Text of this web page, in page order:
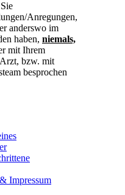
Anregungen,
anderswo im
haben, niemals,
mit Ihrem
bzw. mit
besprochen
Impressum